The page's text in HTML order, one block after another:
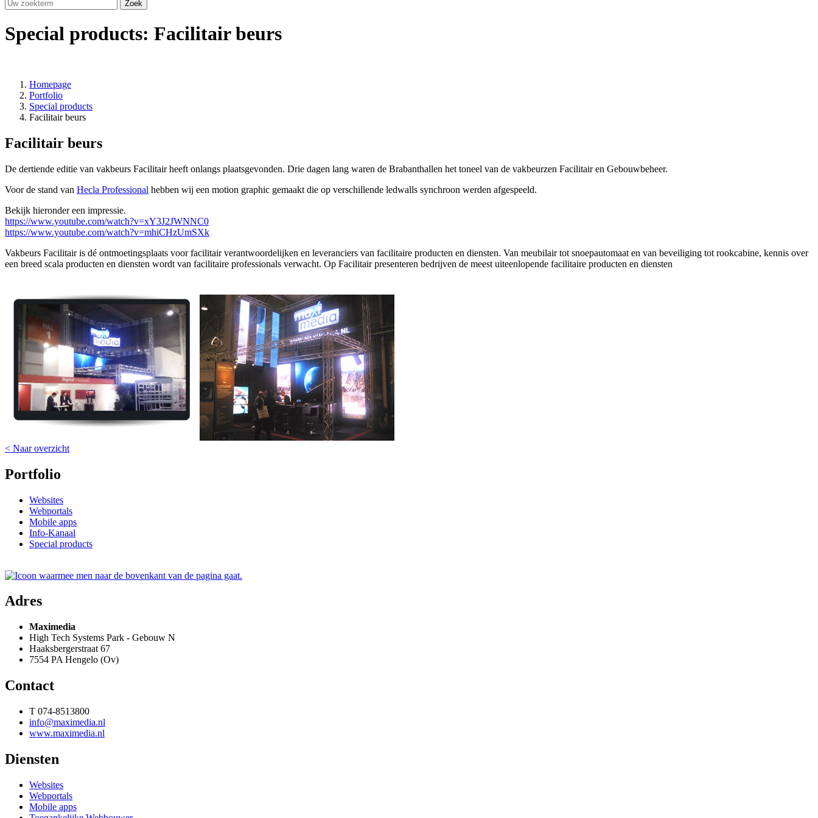
Special products: Facilitair beurs
Homepage
Portfolio
Special products
Facilitair beurs
Facilitair beurs
De dertiende editie van vakbeurs Facilitair heeft onlangs plaatsgevonden. Drie dagen lang waren de Brabanthallen het toneel van de vakbeurzen Facilitair en Gebouwbeheer.
Voor de stand van Hecla Professional hebben wij een motion graphic gemaakt die op verschillende ledwalls synchroon werden afgespeeld.
Bekijk hieronder een impressie.
https://www.youtube.com/watch?v=xY3J2JWNNC0
https://www.youtube.com/watch?v=mhiCHzUmSXk
Vakbeurs Facilitair is dé ontmoetingsplaats voor facilitair verantwoordelijken en leveranciers van facilitaire producten en diensten. Van meubilair tot snoepautomaat en van beveiliging tot rookcabine, kennis over
een breed scala producten en diensten wordt van facilitaire professionals verwacht. Op Facilitair presenteren bedrijven de meest uiteenlopende facilitaire producten en diensten
< Naar overzicht
Portfolio
Websites
Webportals
Mobile apps
Info-Kanaal
Special products
Adres
Maximedia
High Tech Systems Park - Gebouw N
Haaksbergerstraat 67
7554 PA Hengelo (Ov)
Contact
T 074-8513800
info@maximedia.nl
www.maximedia.nl
Diensten
Websites
Webportals
Mobile apps